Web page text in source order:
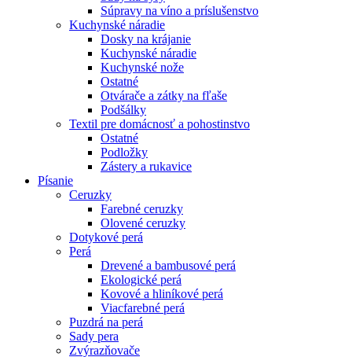
Súpravy na víno a príslušenstvo
Kuchynské náradie
Dosky na krájanie
Kuchynské náradie
Kuchynské nože
Ostatné
Otvárače a zátky na fľaše
Podšálky
Textil pre domácnosť a pohostinstvo
Ostatné
Podložky
Zástery a rukavice
Písanie
Ceruzky
Farebné ceruzky
Olovené ceruzky
Dotykové perá
Perá
Drevené a bambusové perá
Ekologické perá
Kovové a hliníkové perá
Viacfarebné perá
Puzdrá na perá
Sady pera
Zvýrazňovače